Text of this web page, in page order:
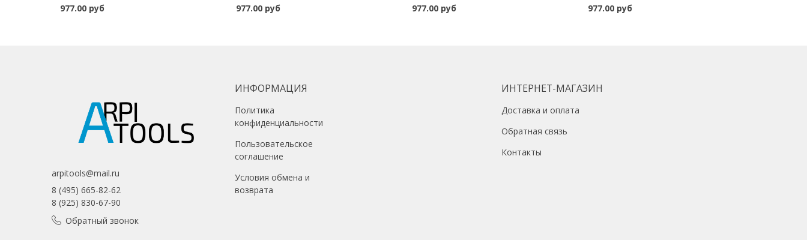
977.00 руб 977.00 руб 977.00 руб 977.00 руб
arpitools@mail.ru
8 (495) 665-82-62
8 (925) 830-67-90
Обратный звонок
ИНФОРМАЦИЯ
Политика
конфиденциальности
Пользовательское
соглашение
Условия обмена и
возврата
ИНТЕРНЕТ-МАГАЗИН
Доставка и оплата
Обратная связь
Контакты